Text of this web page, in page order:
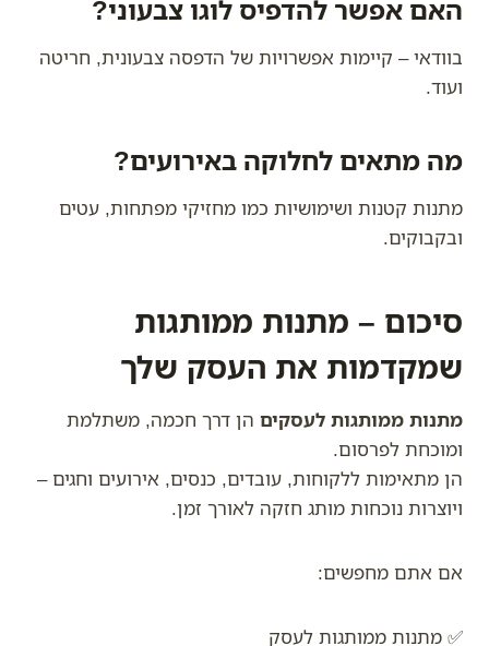
האם אפשר להדפיס לוגו צבעוני?
בוודאי – קיימות אפשרויות של הדפסה צבעונית, חריטה
ועוד.
מה מתאים לחלוקה באירועים?
מתנות קטנות ושימושיות כמו מחזיקי מפתחות, עטים
ובקבוקים.
סיכום – מתנות ממותגות
שמקדמות את העסק שלך
מתנות ממותגות לעסקים הן דרך חכמה, משתלמת
ומוכחת לפרסום.
הן מתאימות ללקוחות, עובדים, כנסים, אירועים וחגים –
ויוצרות נוכחות מותג חזקה לאורך זמן.
אם אתם מחפשים:
✅ מתנות ממותגות לעסק